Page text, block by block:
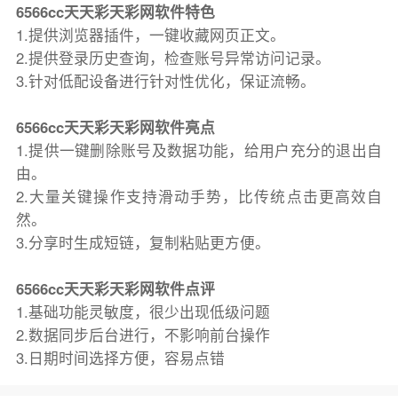
6566cc天天彩天彩网软件特色
1.提供浏览器插件，一键收藏网页正文。
2.提供登录历史查询，检查账号异常访问记录。
3.针对低配设备进行针对性优化，保证流畅。
6566cc天天彩天彩网软件亮点
1.提供一键删除账号及数据功能，给用户充分的退出自
由。
2.大量关键操作支持滑动手势，比传统点击更高效自
然。
3.分享时生成短链，复制粘贴更方便。
6566cc天天彩天彩网软件点评
1.基础功能灵敏度，很少出现低级问题
2.数据同步后台进行，不影响前台操作
3.日期时间选择方便，容易点错